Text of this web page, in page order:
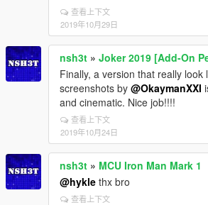
查看上下文
2019年10月29日
nsh3t » Joker 2019 [Add-On
Finally, a version that really look
screenshots by @OkaymanXXI
and cinematic. Nice job!!!!
查看上下文
2019年10月24日
nsh3t » MCU Iron Man Mark 1
@hykle thx bro
查看上下文